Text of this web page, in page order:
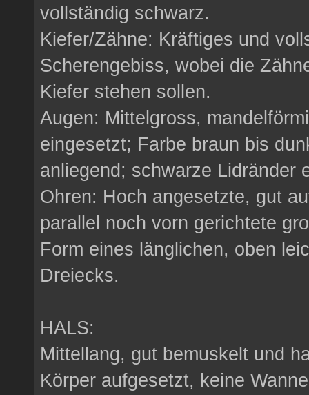
vollständig schwarz.
Kiefer/Zähne: Kräftiges und
Scherengebiss, wobei die
Kiefer stehen sollen.
Augen: Mittelgross,
eingesetzt; Farbe braun bis
anliegend; schwarze Lidränder
Ohren: Hoch angesetzte, gut
parallel noch vorn gerichtete
Form eines länglichen, oben
Dreiecks.
HALS:
Mittellang, gut bemuskelt und
Körper aufgesetzt, keine